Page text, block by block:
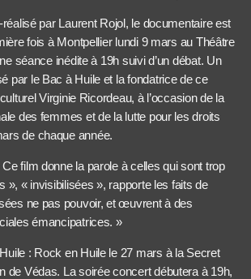
par Laurent Rojol, le documentaire est
fois à Montpellier lundi 9 mars au Théâtre
séance inédite à 19h suivi d’un débat. Un
par le Bac à Huile et la fondatrice de ce
Virginie Ricordeau, à l’occasion de la
des femmes et de la lutte pour les droits
de chaque année.
film donne la parole à celles qui sont trop
», « invisibilisées », rapporte les faits de
ne pas pouvoir, et œuvrent à des
émancipatrices. »
: Rock en Huile le 27 mars à la Secret
de Védas. La soirée concert débutera à 19h,